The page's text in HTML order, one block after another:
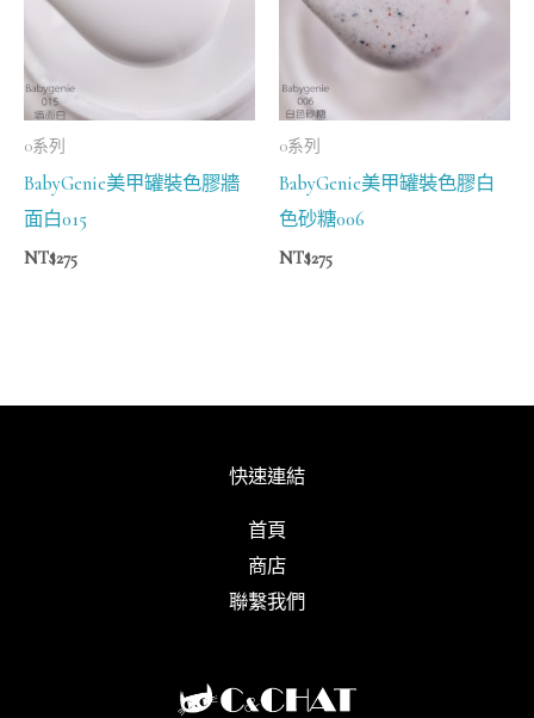
0系列
BabyGenie美甲罐裝色膠牆
面白015
NT$275
0系列
BabyGenie美甲罐裝色膠白
色砂糖006
NT$275
快速連結
首頁
商店
聯繫我們